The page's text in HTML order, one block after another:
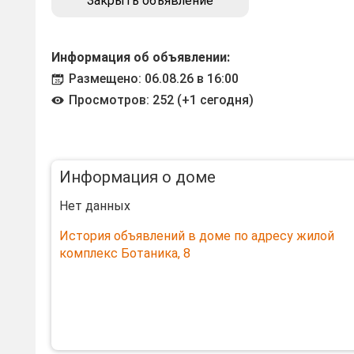
Информация об объявлении:
Размещено: 06.08.26 в 16:00
Просмотров: 252 (+1 сегодня)
Информация о доме
Нет данных
История объявлений в доме по адресу жилой
комплекс Ботаника, 8